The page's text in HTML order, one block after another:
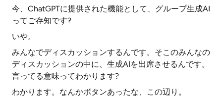
今、ChatGPTに提供された機能として、グループ生成AI
ってご存知です?
いや。
みんなでディスカッションするんです。そこのみんなの
ディスカッションの中に、生成AIを出席させるんです。
言ってる意味ってわかります?
わかります。なんかボタンあったな、この辺り。